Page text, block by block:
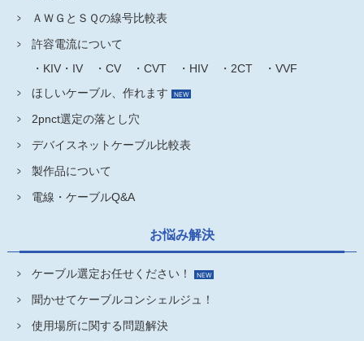
ＡＷＧとＳＱの線号比較表
許容電流について
・KIV・IV
・CV ・CVT ・HIV ・2CT
・VVF
ほしいケーブル、作れます
2pnct選定の落とし穴
デバイスネットケーブル比較表
製作品について
電線・ケーブルQ&A
お悩み解決
ケーブル選定お任せください！
聞かせてケーブルコンシェルジュ！
使用場所に関する問題解決